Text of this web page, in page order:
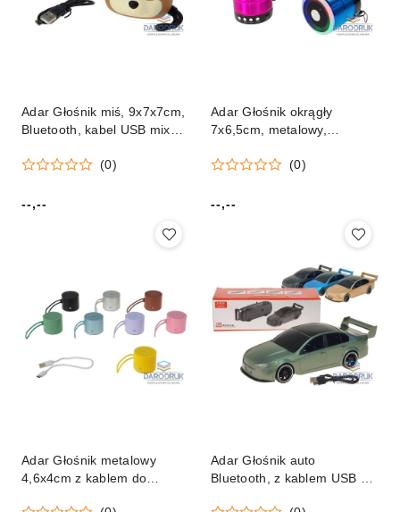
Adar Głośnik miś, 9x7x7cm,
Bluetooth, kabel USB mix
(0)
Cena:
--,--
Adar Głośnik okrągły
7x6,5cm, metalowy,
(617551)
(0)
Cena:
--,--
Adar Głośnik metalowy
4,6x4cm z kablem do
Adar Głośnik auto
Bluetooth, z kablem USB do